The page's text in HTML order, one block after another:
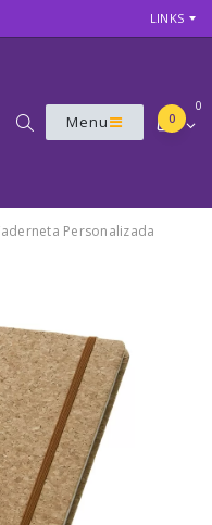
LINKS
Menu
0
0
Personalizada